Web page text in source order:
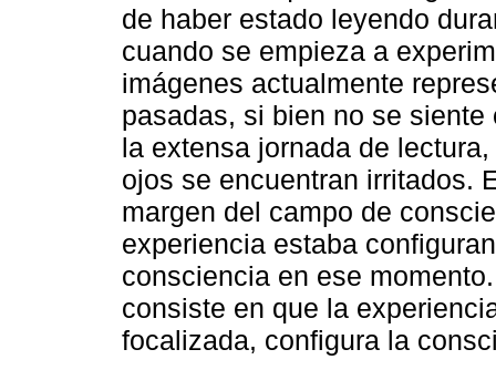
de haber estado leyendo
cuando se empieza a
imágenes actualmente
pasadas, si bien no se
la extensa jornada de
ojos se encuentran irritados.
margen del campo de
experiencia estaba
consciencia en ese
consiste en que la
focalizada, configura la